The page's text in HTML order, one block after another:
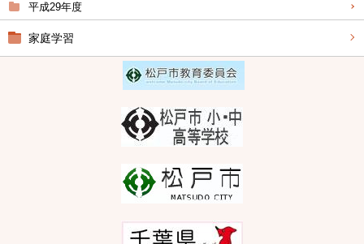
平成29年度
家庭学習